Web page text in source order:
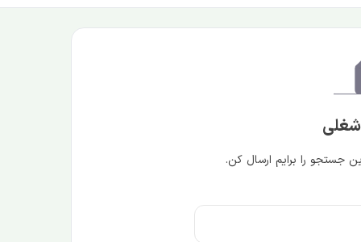
شغلی
جستجو را برایم ارسال کن.